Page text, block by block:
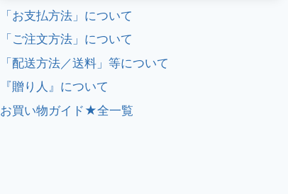
「お支払方法」について
「ご注文方法」について
「配送方法／送料」等について
『贈り人』について
お買い物ガイド★全一覧